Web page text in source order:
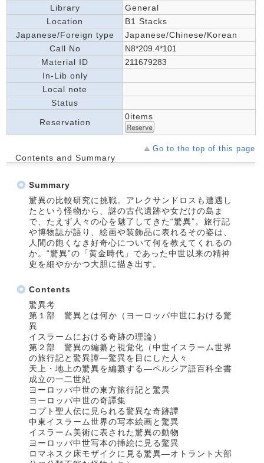
Library
General
Location
B1 Stacks
Japanese/Foreign type
Japanese/Chinese/Korean
Call No
N8*209.4*101
Material ID
211679283
In-Lib only
Local note
Status
Reservation
0items
Go to the top of this page
Contents and Summary
Summary
驚異の比較研究に挑戦。アレクサンドロスも遭遇し
たという怪物から、謎の古代遺跡や女だけの島ま
で、たえず人々の心を魅了してきた“驚異”。旅行記
や博物誌が語り、絵画や装飾品に表れるその姿は、
人間の飽くなき好奇心について何を教えてくれるの
か。“驚異”の「黄金時代」であった中世以来の精神
史を細やかかつ大胆に描き出す。
Contents
驚異考
第１部 驚異とは何か（ヨーロッパ中世における驚
異
イスラームにおける奇跡の理論）
第２部 驚異の編纂と視覚化（中世イスラーム世界
の旅行記と驚異譚―驚異を目にした人々
天上・地上の驚異を編纂する―ペルシア語百科全書
成立の一二世紀
ヨーロッパ中世の東方旅行記と驚異
ヨーロッパ中世の奇譚集
コプト聖人伝に見られる驚異な奇跡譚
中東イスラーム世界の写本絵画と驚異
イスラーム美術に表された驚異の動物
ヨーロッパ中世写本の挿絵に見る驚異
ロマネスク床モザイクに見る驚異―オトラント大部